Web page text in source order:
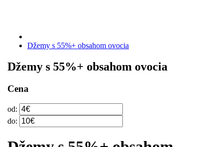
Džemy s 55%+ obsahom ovocia
Džemy s 55%+ obsahom ovocia
Cena
od:
do: